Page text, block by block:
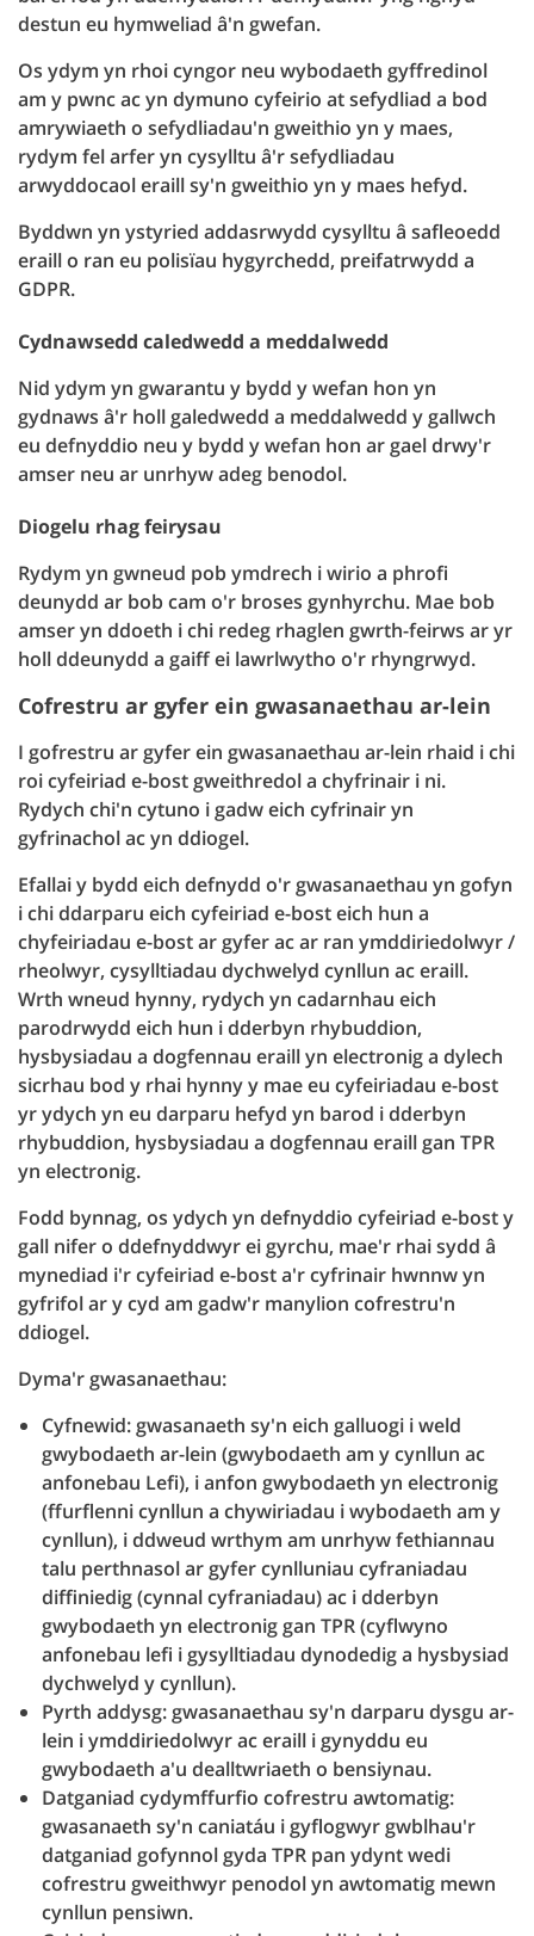
destun eu hymweliad â'n gwefan.
Os ydym yn rhoi cyngor neu wybodaeth gyffredinol
am y pwnc ac yn dymuno cyfeirio at sefydliad a bod
amrywiaeth o sefydliadau'n gweithio yn y maes,
rydym fel arfer yn cysylltu â'r sefydliadau
arwyddocaol eraill sy'n gweithio yn y maes hefyd.
Byddwn yn ystyried addasrwydd cysylltu â safleoedd
eraill o ran eu polisïau hygyrchedd, preifatrwydd a
GDPR.
Cydnawsedd caledwedd a meddalwedd
Nid ydym yn gwarantu y bydd y wefan hon yn
gydnaws â'r holl galedwedd a meddalwedd y gallwch
eu defnyddio neu y bydd y wefan hon ar gael drwy'r
amser neu ar unrhyw adeg benodol.
Diogelu rhag feirysau
Rydym yn gwneud pob ymdrech i wirio a phrofi
deunydd ar bob cam o'r broses gynhyrchu. Mae bob
amser yn ddoeth i chi redeg rhaglen gwrth-feirws ar yr
holl ddeunydd a gaiff ei lawrlwytho o'r rhyngrwyd.
Cofrestru ar gyfer ein gwasanaethau ar-lein
I gofrestru ar gyfer ein gwasanaethau ar-lein rhaid i chi
roi cyfeiriad e-bost gweithredol a chyfrinair i ni.
Rydych chi'n cytuno i gadw eich cyfrinair yn
gyfrinachol ac yn ddiogel.
Efallai y bydd eich defnydd o'r gwasanaethau yn gofyn
i chi ddarparu eich cyfeiriad e-bost eich hun a
chyfeiriadau e-bost ar gyfer ac ar ran ymddiriedolwyr /
rheolwyr, cysylltiadau dychwelyd cynllun ac eraill.
Wrth wneud hynny, rydych yn cadarnhau eich
parodrwydd eich hun i dderbyn rhybuddion,
hysbysiadau a dogfennau eraill yn electronig a dylech
sicrhau bod y rhai hynny y mae eu cyfeiriadau e-bost
yr ydych yn eu darparu hefyd yn barod i dderbyn
rhybuddion, hysbysiadau a dogfennau eraill gan TPR
yn electronig.
Fodd bynnag, os ydych yn defnyddio cyfeiriad e-bost y
gall nifer o ddefnyddwyr ei gyrchu, mae'r rhai sydd â
mynediad i'r cyfeiriad e-bost a'r cyfrinair hwnnw yn
gyfrifol ar y cyd am gadw'r manylion cofrestru'n
ddiogel.
Dyma'r gwasanaethau:
Cyfnewid: gwasanaeth sy'n eich galluogi i weld
gwybodaeth ar-lein (gwybodaeth am y cynllun ac
anfonebau Lefi), i anfon gwybodaeth yn electronig
(ffurflenni cynllun a chywiriadau i wybodaeth am y
cynllun), i ddweud wrthym am unrhyw fethiannau
talu perthnasol ar gyfer cynlluniau cyfraniadau
diffiniedig (cynnal cyfraniadau) ac i dderbyn
gwybodaeth yn electronig gan TPR (cyflwyno
anfonebau lefi i gysylltiadau dynodedig a hysbysiad
dychwelyd y cynllun).
Pyrth addysg: gwasanaethau sy'n darparu dysgu ar-
lein i ymddiriedolwyr ac eraill i gynyddu eu
gwybodaeth a'u dealltwriaeth o bensiynau.
Datganiad cydymffurfio cofrestru awtomatig:
gwasanaeth sy'n caniatáu i gyflogwyr gwblhau'r
datganiad gofynnol gyda TPR pan ydynt wedi
cofrestru gweithwyr penodol yn awtomatig mewn
cynllun pensiwn.